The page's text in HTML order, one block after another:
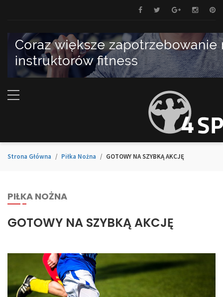
Strona Główna Piłka Nożna GOTOWY NA SZYBKĄ AKCJĘ
PIŁKA NOŻNA
GOTOWY NA SZYBKĄ AKCJĘ